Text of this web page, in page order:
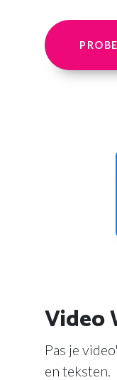
Video
Pas je
en teksten.